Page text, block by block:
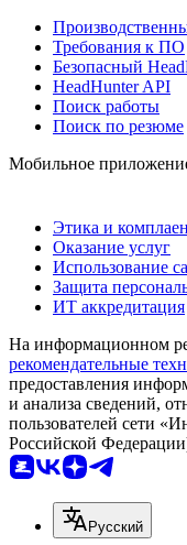
Требования к ПО
Безопасный
HeadHunter API
Поиск работы
Поиск по резюме
Мобильное
Этика и
Оказание услуг
Использование
Защита
ИТ аккредитация
На информационном
рекомендательные
предоставления
и анализа сведений,
пользователей сети
Российской
Русский